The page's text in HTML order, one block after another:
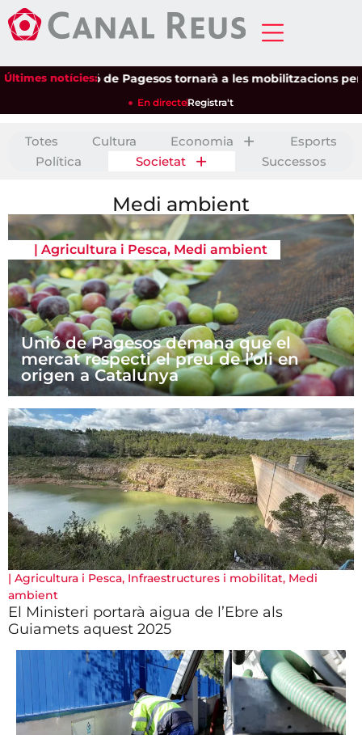
Últimes notícies:
Unió de Pagesos tornarà a les mobilitzacions per
En directeRegistra't
Totes Cultura Economia
Esports
Política
Societat Successos
Medi ambient
| Agricultura i Pesca, Medi ambient
Unió de Pagesos demana que el
mercat respecti el preu de l’oli en
origen a Catalunya
| Agricultura i Pesca, Infraestructures i mobilitat, Medi
ambient
El Ministeri portarà aigua de l’Ebre als
Guiamets aquest 2025